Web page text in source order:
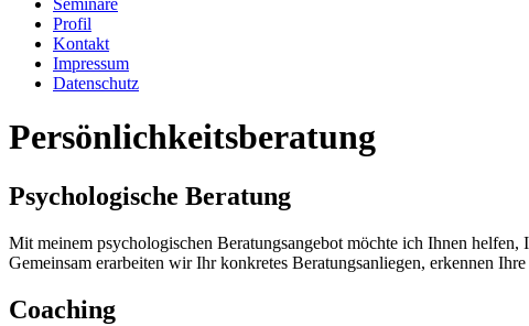
Seminare
Profil
Kontakt
Impressum
Datenschutz
Persönlichkeitsberatung
Psychologische Beratung
Mit meinem psychologischen Beratungsangebot möchte ich Ihnen
Gemeinsam erarbeiten wir Ihr konkretes Beratungsanliegen, erkennen
Coaching